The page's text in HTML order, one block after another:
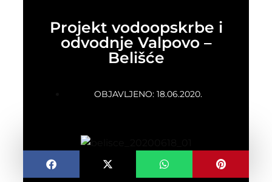
Projekt vodoopskrbe i
odvodnje Valpovo –
Belišće
OBJAVLJENO: 18.06.2020.